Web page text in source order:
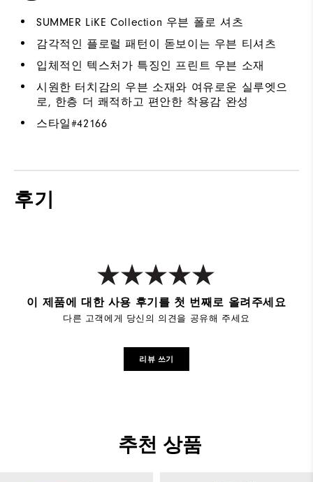
SUMMER LiKE Collection 우븐 폴로 셔츠
감각적인 플로럴 패턴이 돋보이는 우븐 티셔츠
입체적인 텍스처가 특징인 프린트 우븐 소재
시원한 터치감의 우븐 소재와 여유로운 실루엣으
로, 한층 더 쾌적하고 편안한 착용감 완성
스타일#42166
후기
이 제품에 대한 사용 후기를 첫 번째로 올려주세요
다른 고객에게 당신의 의견을 공유해 주세요
리뷰 쓰기
추천 상품